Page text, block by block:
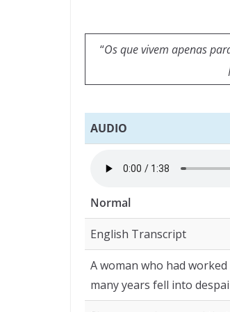
“Os que vivem apenas
AUDIO
Normal
English Transcript
A woman who had
many years fell into